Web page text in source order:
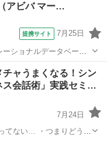
アビバ マー…
提携サイト 7月25日
ーショナルデータベース
な能力を証明できる資
ャうまくなる！シン
ス会話術」実践セミ…
7月24日
てない… ・つまりどうい